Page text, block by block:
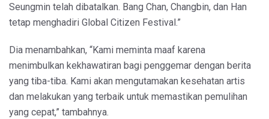
Seungmin telah dibatalkan. Bang Chan, Changbin, dan Han
tetap menghadiri Global Citizen Festival.”
Dia menambahkan, “Kami meminta maaf karena
menimbulkan kekhawatiran bagi penggemar dengan berita
yang tiba-tiba. Kami akan mengutamakan kesehatan artis
dan melakukan yang terbaik untuk memastikan pemulihan
yang cepat,” tambahnya.